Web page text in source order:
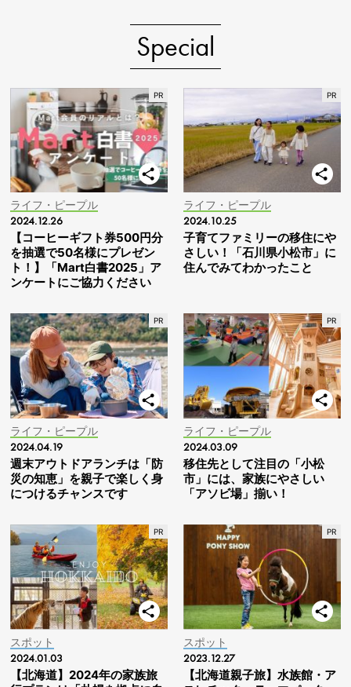
Special
ライフ・ピープル
2024.12.26
【コーヒーギフト券500円分
を抽選で50名様にプレゼン
ト！】「Mart白書2025」ア
ンケートにご協力ください
ライフ・ピープル
2024.10.25
子育てファミリーの移住にや
さしい！「石川県小松市」に
住んでみてわかったこと
ライフ・ピープル
2024.04.19
週末アウトドアランチは「防
災の知恵」を親子で楽しく身
につけるチャンスです
ライフ・ピープル
2024.03.09
移住先として注目の「小松
市」には、家族にやさしい
「アソビ場」揃い！
スポット
2024.01.03
【北海道】2024年の家族旅
スポット
2023.12.27
【北海道親子旅】水族館・ア